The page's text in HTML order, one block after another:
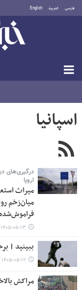
فارسی العربية English
جمعه ۱۶
اسپانیا
درگیری‌های
اروپا
میراث
میان‌زخم
فراموش‌شده
۱۴۰۵-۰۵-۱۳ ۱۶:۰۰
ببینید |
۱۴۰۵-۰۵-۱۲ ۱۱:۳۰
مراکش